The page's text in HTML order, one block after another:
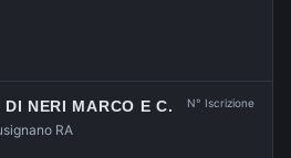
NERI MARCO E C.
RA
N° Iscrizione